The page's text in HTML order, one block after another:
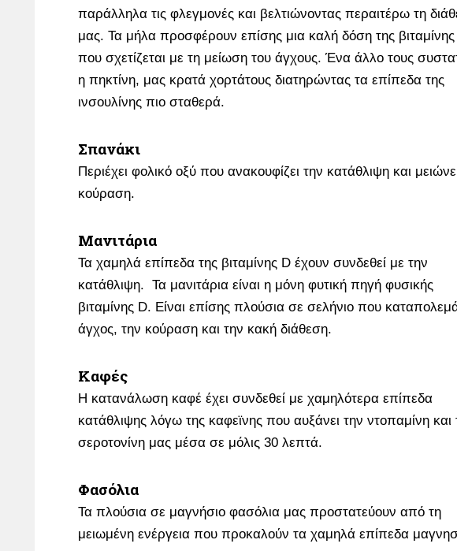
παράλληλα τις φλεγμονές και βελτιώνοντας περαιτέρω τη
μας. Τα μήλα προσφέρουν επίσης μια καλή δόση της
που σχετίζεται με τη μείωση του άγχους. Ένα άλλο τους
η πηκτίνη, μας κρατά χορτάτους διατηρώντας τα επίπεδα της
ινσουλίνης πιο σταθερά.
Σπανάκι
Περιέχει φολικό οξύ που ανακουφίζει την κατάθλιψη και
κούραση.
Μανιτάρια
Τα χαμηλά επίπεδα της βιταμίνης D έχουν συνδεθεί με την
κατάθλιψη. Τα μανιτάρια είναι η μόνη φυτική πηγή φυσικής
βιταμίνης D. Eίναι επίσης πλούσια σε σελήνιο που
άγχος, την κούραση και την κακή διάθεση.
Καφές
Η κατανάλωση καφέ έχει συνδεθεί με χαμηλότερα επίπεδα
κατάθλιψης λόγω της καφεϊνης που αυξάνει την ντοπαμίνη και
σεροτονίνη μας μέσα σε μόλις 30 λεπτά.
Φασόλια
Τα πλούσια σε μαγνήσιο φασόλια μας προστατεύουν από τη
μειωμένη ενέργεια που προκαλούν τα χαμηλά επίπεδα